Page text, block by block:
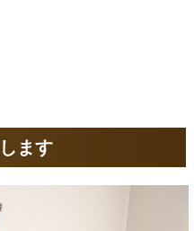
ます